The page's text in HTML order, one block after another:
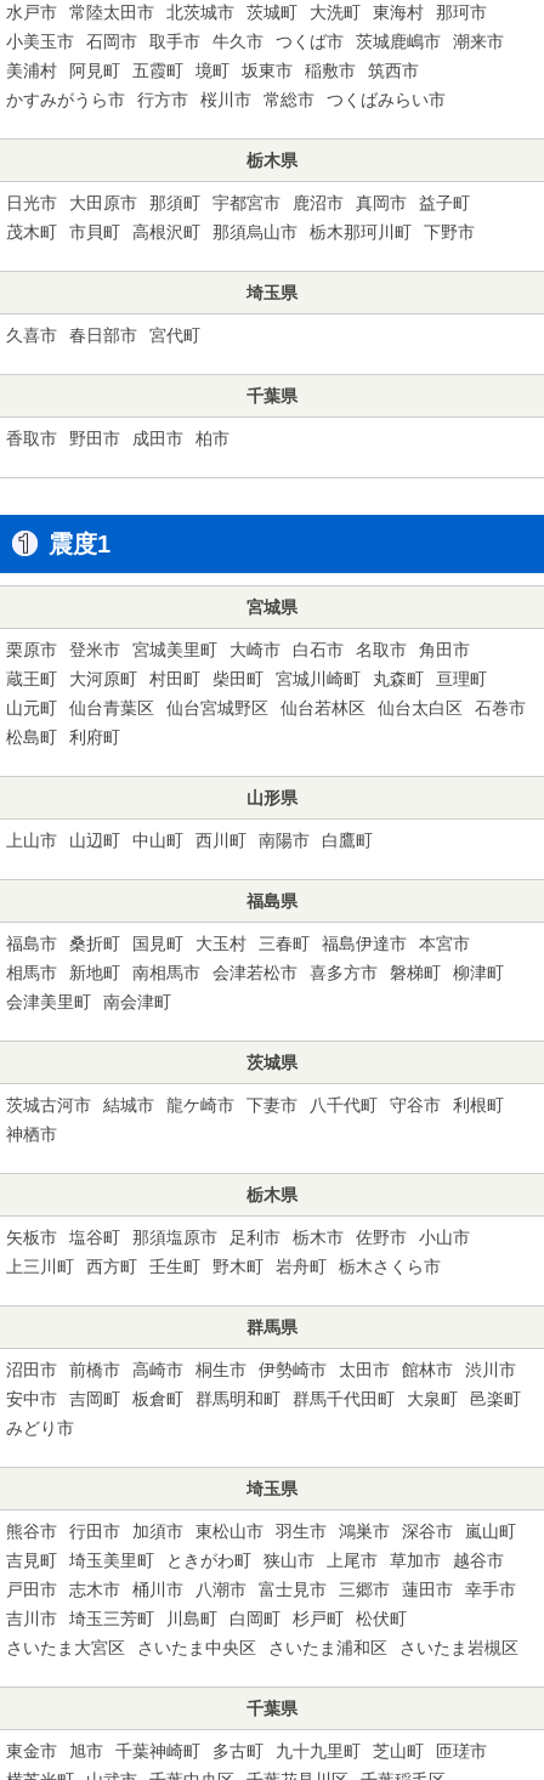
水戸市 常陸太田市 北茨城市 茨城町 大洗町 東海村
那珂市
小美玉市
石岡市 取手市 牛久市 つくば市 茨城鹿嶋市
潮来市
美浦村
阿見町 五霞町 境町 坂東市 稲敷市
筑西市
かすみがうら市
行方市 桜川市 常総市 つくばみらい市
栃木県
日光市 大田原市 那須町 宇都宮市 鹿沼市 真岡市
益子町
茂木町
市貝町 高根沢町 那須烏山市 栃木那珂川町 下野市
埼玉県
久喜市 春日部市 宮代町
千葉県
香取市 野田市 成田市 柏市
震度1
宮城県
栗原市 登米市 宮城美里町 大崎市 白石市 名取市
角田市
蔵王町
大河原町 村田町 柴田町 宮城川崎町 丸森町
亘理町
山元町
仙台青葉区 仙台宮城野区 仙台若林区 仙台太白区
石巻市
松島町
利府町
山形県
上山市 山辺町 中山町 西川町 南陽市 白鷹町
福島県
福島市 桑折町 国見町 大玉村 三春町 福島伊達市
本宮市
相馬市
新地町 南相馬市 会津若松市 喜多方市 磐梯町
柳津町
会津美里町
南会津町
茨城県
茨城古河市 結城市 龍ケ崎市 下妻市 八千代町 守谷市
利根町
神栖市
栃木県
矢板市 塩谷町 那須塩原市 足利市 栃木市 佐野市
小山市
上三川町
西方町 壬生町 野木町 岩舟町 栃木さくら市
群馬県
沼田市 前橋市 高崎市 桐生市 伊勢崎市 太田市 館林市
渋川市
安中市
吉岡町 板倉町 群馬明和町 群馬千代田町 大泉町
邑楽町
みどり市
埼玉県
熊谷市 行田市 加須市 東松山市 羽生市 鴻巣市 深谷市
嵐山町
吉見町
埼玉美里町 ときがわ町 狭山市 上尾市 草加市
越谷市
戸田市
志木市 桶川市 八潮市 富士見市 三郷市 蓮田市
幸手市
吉川市
埼玉三芳町 川島町 白岡町 杉戸町
松伏町
さいたま大宮区
さいたま中央区 さいたま浦和区 さいたま岩槻区
千葉県
東金市 旭市 千葉神崎町 多古町 九十九里町 芝山町
匝瑳市